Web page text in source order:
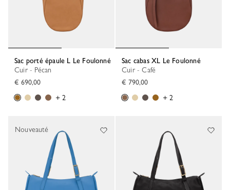
Sac porté épaule L Le Foulonné
Cuir - Pécan
€ 690,00
+ 2
Sac cabas XL Le Foulonné
Cuir - Café
€ 790,00
+ 2
Nouveauté